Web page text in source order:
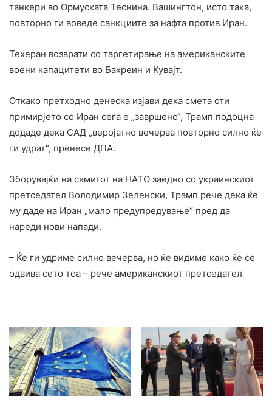
танкери во Ормуската Теснина. Вашингтон, исто така,
повторно ги воведе санкциите за нафта против Иран.
Техеран возврати со таргетирање на американските
воени капацитети во Бахреин и Кувајт.
Откако претходно денеска изјави дека смета оти
примирјето со Иран сега е „завршено“, Трамп подоцна
додаде дека САД „веројатно вечерва повторно силно ќе
ги удрат“, пренесе ДПА.
Зборувајќи на самитот на НАТО заедно со украинскиот
претседател Володимир Зеленски, Трамп рече дека ќе
му даде на Иран „мало предупредување“ пред да
нареди нови напади.
– Ќе ги удриме силно вечерва, но ќе видиме како ќе се
одвива сето тоа – рече американскиот претседател